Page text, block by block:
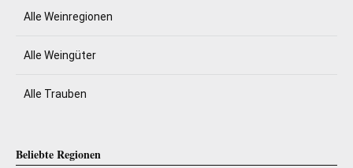
Alle Weinregionen
Alle Weingüter
Alle Trauben
Beliebte Regionen